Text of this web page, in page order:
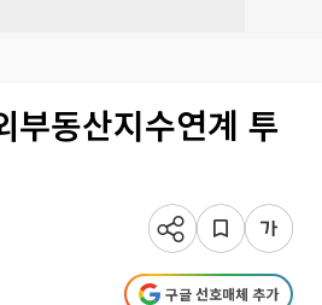
부동산지수연계 투
구글 선호매체 추가